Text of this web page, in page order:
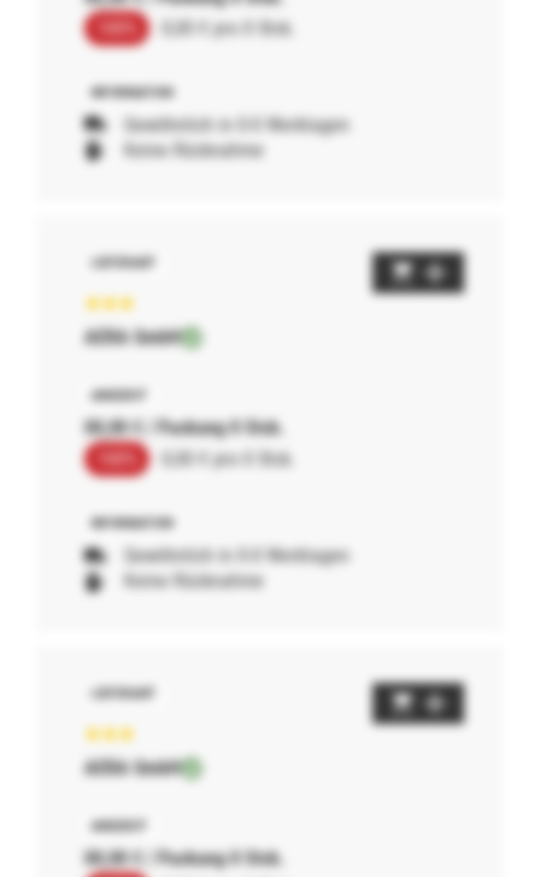
0,00 € pro 0 Stck.
Gewöhnlich in 0-0 Werktagen
Keine Rücknahme
AERA GmbH
00,00 € / Packung 0 Stck.
0,00 € pro 0 Stck.
Gewöhnlich in 0-0 Werktagen
Keine Rücknahme
AERA GmbH
00,00 € / Packung 0 Stck.